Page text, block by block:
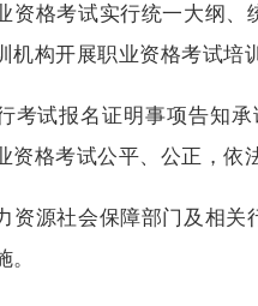
资格考试实行统一大纲
机构开展职业资格考试培
考试报名证明事项告知
资格考试公平、公正，依
资源社会保障部门及相